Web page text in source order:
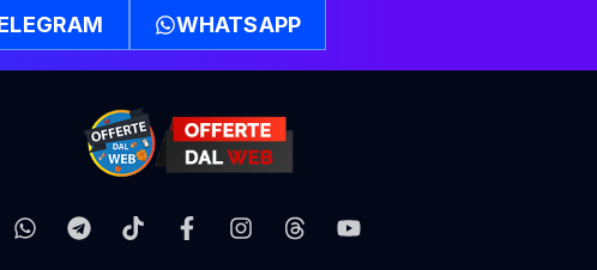
WHATSAPP